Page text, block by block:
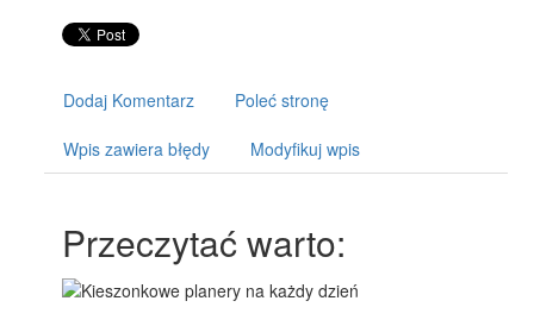
Dodaj Komentarz Poleć stronę
Wpis zawiera błędy Modyfikuj wpis
Przeczytać warto: